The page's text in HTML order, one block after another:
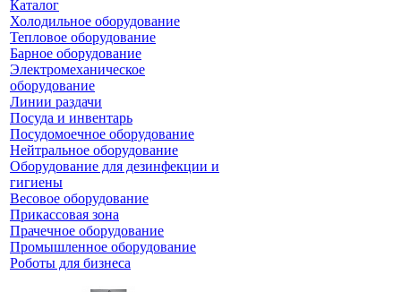
Каталог
Холодильное оборудование
Тепловое оборудование
Барное оборудование
Электромеханическое
оборудование
Линии раздачи
Посуда и инвентарь
Посудомоечное оборудование
Нейтральное оборудование
Оборудование для дезинфекции и
гигиены
Весовое оборудование
Прикассовая зона
Прачечное оборудование
Промышленное оборудование
Роботы для бизнеса